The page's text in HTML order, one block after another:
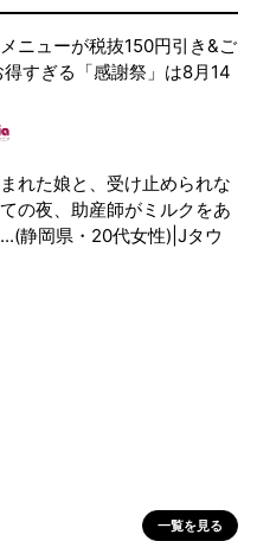
メニューが税抜150円引き&ご
すぎる「感謝祭」は8月14
まれた娘と、受け止められな
の夜、助産師がミルクをあ
静岡県・20代女性)|Jタウ
一覧を見る